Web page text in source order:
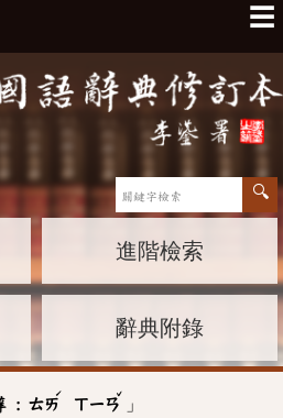
☰
進階檢索
辭典附錄
: ㄊㄞ
ˊ
ㄒㄧㄢ
ˇ
」